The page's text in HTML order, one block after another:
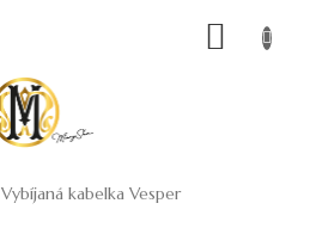
Vybíjaná kabelka Vesper